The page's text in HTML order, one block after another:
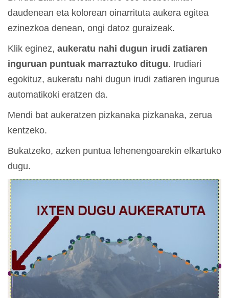
daudenean eta kolorean oinarrituta aukera egitea
ezinezkoa denean, ongi datoz guraizeak.
Klik eginez, aukeratu nahi dugun irudi zatiaren
inguruan puntuak marraztuko ditugu. Irudiari
egokituz, aukeratu nahi dugun irudi zatiaren ingurua
automatikoki eratzen da.
Mendi bat aukeratzen pizkanaka pizkanaka, zerua
kentzeko.
Bukatzeko, azken puntua lehenengoarekin elkartuko
dugu.